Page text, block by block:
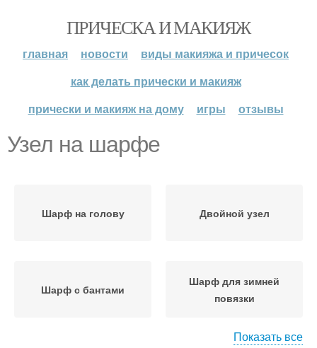
ПРИЧЕСКА И МАКИЯЖ
главная новости
виды макияжа и причесок
как делать прически и макияж
прически и макияж на дому
игры отзывы
Узел на шарфе
Шарф на голову Двойной узел
Шарф с бантами
Шарф для зимней
повязки
Показать все